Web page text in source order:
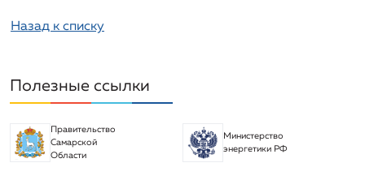
Назад к списку
Полезные ссылки
Правительство
Самарской
Области
Министерство
энергетики РФ